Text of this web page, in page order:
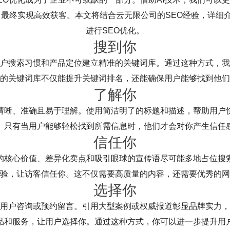
终实现高效获客。本文将结合云无限公司的SEO经验，详细
进行SEO优化。
搜到你
搜索习惯和产品定位建立精准的关键词库。通过这种方式，
关键词库不仅能提升关键词排名，还能确保用户能够找到他
了解你
晰、准确且易于理解。使用简洁明了的标题和描述，帮助用户
只有当用户能够轻松找到所需信息时，他们才会对你产生信任
信任你
核心价值、差异化卖点和吸引眼球的宣传语尽可能多地占位搜
，让访客信任你。这不仅需要高质量的内容，还需要优秀的
选择你
户咨询或预约留言。引用大型案例或权威报道彰显品牌实力
和服务，让用户选择你。通过这种方式，你可以进一步提升用